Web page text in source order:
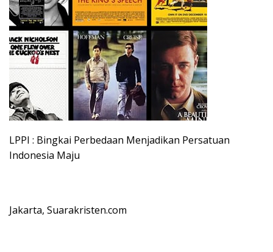
LPPI : Bingkai Perbedaan Menjadikan Persatuan
Indonesia Maju
Jakarta, Suarakristen.com